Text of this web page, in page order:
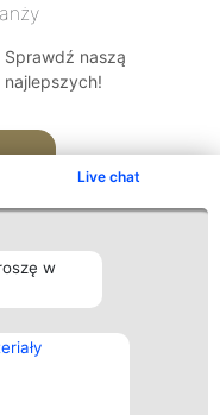
Live chat
w
naszą
Kontakt
Kontakt